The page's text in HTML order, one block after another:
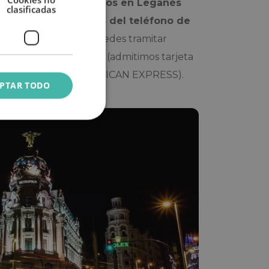
que tenemos en Leganés
tus dudas a través del teléfono de
también la puedes tramitar
de pago seguro (admitimos tarjeta
o AMERICAN EXPRESS).
clasificadas
TODO